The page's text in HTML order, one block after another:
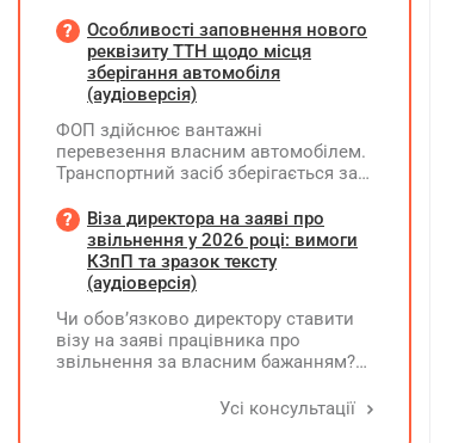
Особливості заповнення нового
реквізиту ТТН щодо місця
зберігання автомобіля
(аудіоверсія)
ФОП здійснює вантажні
перевезення власним автомобілем.
Транспортний засіб зберігається за
перевізника, договір оренди гаража
чи стоянки відсутній. Яку адресу
слід зазначати у новому реквізиті
ТТН «Місце, де зберігається
оформлення договору на місце
стоянки?
Віза директора на заяві про
звільнення у 2026 році: вимоги
КЗпП та зразок тексту
(аудіоверсія)
Чи обов’язково директору ставити
візу на заяві працівника про
звільнення за власним бажанням?
згідно з нормами КЗпП?Усі консультації